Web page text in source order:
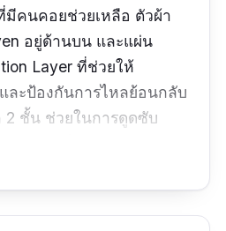
มีคนคอยช่วยเหลือ ตัวผ้า
อยู่ด้านบน และแผ่น
Layer ที่ช่วยให้
ละป้องกันการไหลย้อนกลับ
2 ชั้น ช่วยในการดูดซับ
ผู้ใหญ่ Sensi สามารถ
มล. หรือประมาณ 3-4
งเพื่อไม่ให้เกิดการรั่วไหล